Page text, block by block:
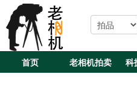
首页 老相机拍卖 科